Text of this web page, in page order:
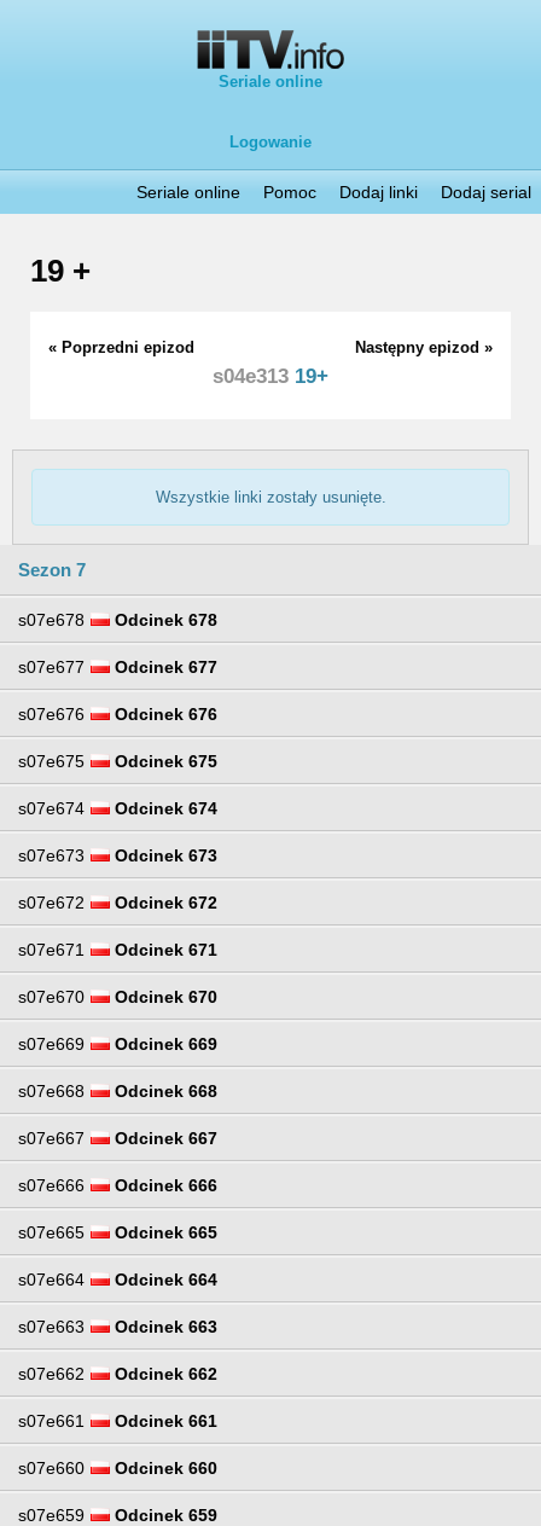
Seriale online
Logowanie
Seriale online Pomoc Dodaj linki Dodaj serial
19 +
« Poprzedni epizod Następny epizod »
s04e313 19+
Wszystkie linki zostały usunięte.
Sezon 7
s07e678 Odcinek 678
s07e677 Odcinek 677
s07e676 Odcinek 676
s07e675 Odcinek 675
s07e674 Odcinek 674
s07e673 Odcinek 673
s07e672 Odcinek 672
s07e671 Odcinek 671
s07e670 Odcinek 670
s07e669 Odcinek 669
s07e668 Odcinek 668
s07e667 Odcinek 667
s07e666 Odcinek 666
s07e665 Odcinek 665
s07e664 Odcinek 664
s07e663 Odcinek 663
s07e662 Odcinek 662
s07e661 Odcinek 661
s07e660 Odcinek 660
s07e659 Odcinek 659